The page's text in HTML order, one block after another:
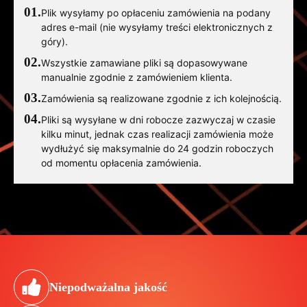
01.Plik wysyłamy po opłaceniu zamówienia na podany
adres e-mail (nie wysyłamy treści elektronicznych z
góry).
02.Wszystkie zamawiane pliki są dopasowywane
manualnie zgodnie z zamówieniem klienta.
03.Zamówienia są realizowane zgodnie z ich kolejnością.
04.Pliki są wysyłane w dni robocze zazwyczaj w czasie
kilku minut, jednak czas realizacji zamówienia może
wydłużyć się maksymalnie do 24 godzin roboczych
od momentu opłacenia zamówienia.
Niepodważalna jakość